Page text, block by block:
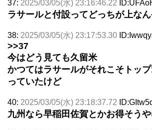
37: 2025/03/05(水) 23:16:46.22
ラサールと付設ってどっちが上な
38: 2025/03/05(水) 23:17:53.30
>>37
今はどう見ても久留米
かつてはラサールがそれこそトッ
っていたけど
40: 2025/03/05(水) 23:18:37.72
九州なら早稲田佐賀とかお得そう